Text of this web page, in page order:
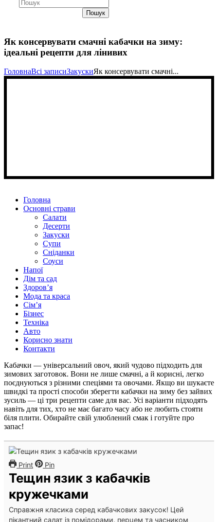
Пошук
Як консервувати смачні кабачки на зиму:
ідеальні рецепти для лінивих
ГоловнаВсі записиЗакускиЯк консервувати смачні...
Головна
Основні страви
Салати
Десерти
Закуски
Супи
Сніданки
Соуси
Напої
Дім та сад
Здоровʼя
Мода та краса
Сімʼя
Бізнес
Техніка
Авто
Корисно знати
Контакти
Кабачки — універсальний овоч, який чудово підходить для
зимових заготовок. Вони не лише смачні, а й корисні, легко
поєднуються з різними спеціями та овочами. Якщо ви шукаєте
швидкі та прості способи зберегти кабачки на зиму без зайвих
зусиль — ці три рецепти саме для вас. Усі варіанти підходять
навіть для тих, хто не має багато часу або не любить стояти
біля плити. Обирайте свій улюблений смак і готуйте про
запас!
Print Pin
Тещин язик з кабачків
кружечками
Справжня класика серед кабачкових закусок! Цей
пікантний салат із помідорами, перцем та часником